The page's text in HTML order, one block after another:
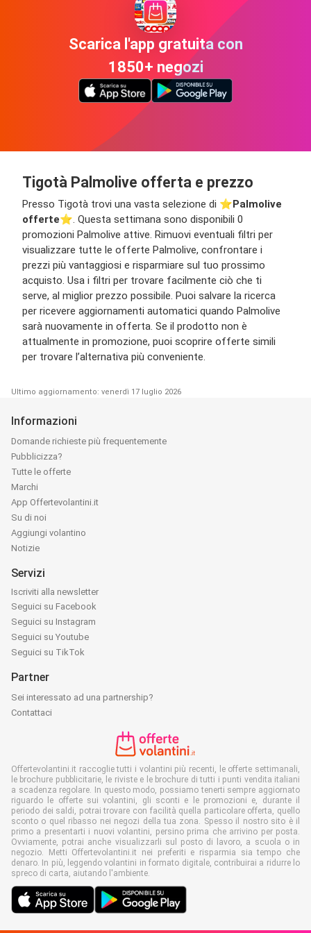
Scarica l'app gratuita con
1850+ negozi
Tigotà Palmolive offerta e prezzo
Presso Tigotà trovi una vasta selezione di ⭐️Palmolive
offerte⭐️. Questa settimana sono disponibili 0
promozioni Palmolive attive. Rimuovi eventuali filtri per
visualizzare tutte le offerte Palmolive, confrontare i
prezzi più vantaggiosi e risparmiare sul tuo prossimo
acquisto. Usa i filtri per trovare facilmente ciò che ti
serve, al miglior prezzo possibile. Puoi salvare la ricerca
per ricevere aggiornamenti automatici quando Palmolive
sarà nuovamente in offerta. Se il prodotto non è
attualmente in promozione, puoi scoprire offerte simili
per trovare l’alternativa più conveniente.
Ultimo aggiornamento: venerdì 17 luglio 2026
Informazioni
Domande richieste più frequentemente
Pubblicizza?
Tutte le offerte
Marchi
App Offertevolantini.it
Su di noi
Aggiungi volantino
Notizie
Servizi
Iscriviti alla newsletter
Seguici su Facebook
Seguici su Instagram
Seguici su Youtube
Seguici su TikTok
Partner
Sei interessato ad una partnership?
Contattaci
Offertevolantini.it raccoglie tutti i volantini più recenti, le offerte settimanali,
le brochure pubblicitarie, le riviste e le brochure di tutti i punti vendita italiani
a scadenza regolare. In questo modo, possiamo tenerti sempre aggiornato
riguardo le offerte sui volantini, gli sconti e le promozioni e, durante il
periodo dei saldi, potrai trovare con facilità quella particolare offerta, quello
sconto o quel ribasso nei negozi della tua zona. Spesso il nostro sito è il
primo a presentarti i nuovi volantini, persino prima che arrivino per posta.
Ovviamente, potrai anche visualizzarli sul posto di lavoro, a scuola o in
negozio. Metti Offertevolantini.it nei preferiti e risparmia sia tempo che
denaro. In più, leggendo volantini in formato digitale, contribuirai a ridurre lo
spreco di carta, aiutando l'ambiente.